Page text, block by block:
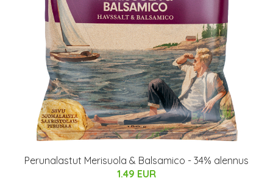
Perunalastut Merisuola & Balsamico - 34% alennus
1.49 EUR